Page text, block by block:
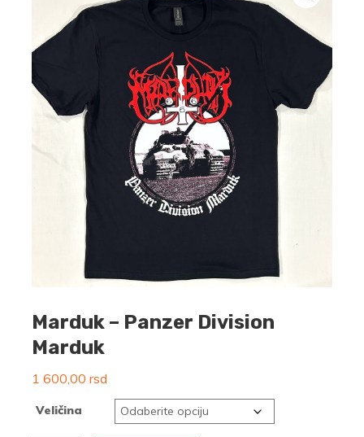
Marduk – Panzer Division
Marduk
1 600,00 rsd
Veličina